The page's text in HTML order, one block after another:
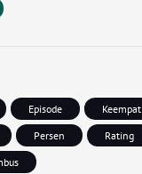
Episode Keempat
Persen
Rating